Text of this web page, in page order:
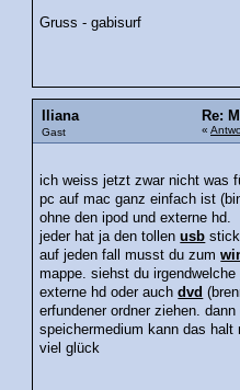
Gruss - gabisurf
Iliana
Gast
Re:
«
ich weiss jetzt zwar nicht was
pc auf mac ganz einfach ist
ohne den ipod und externe hd.
jeder hat ja den tollenusb
auf jeden fall musst du zum
mappe. siehst du irgendwelche
externe hd oder auchdvd
erfundener ordner ziehen.
speichermedium kann das
viel glück